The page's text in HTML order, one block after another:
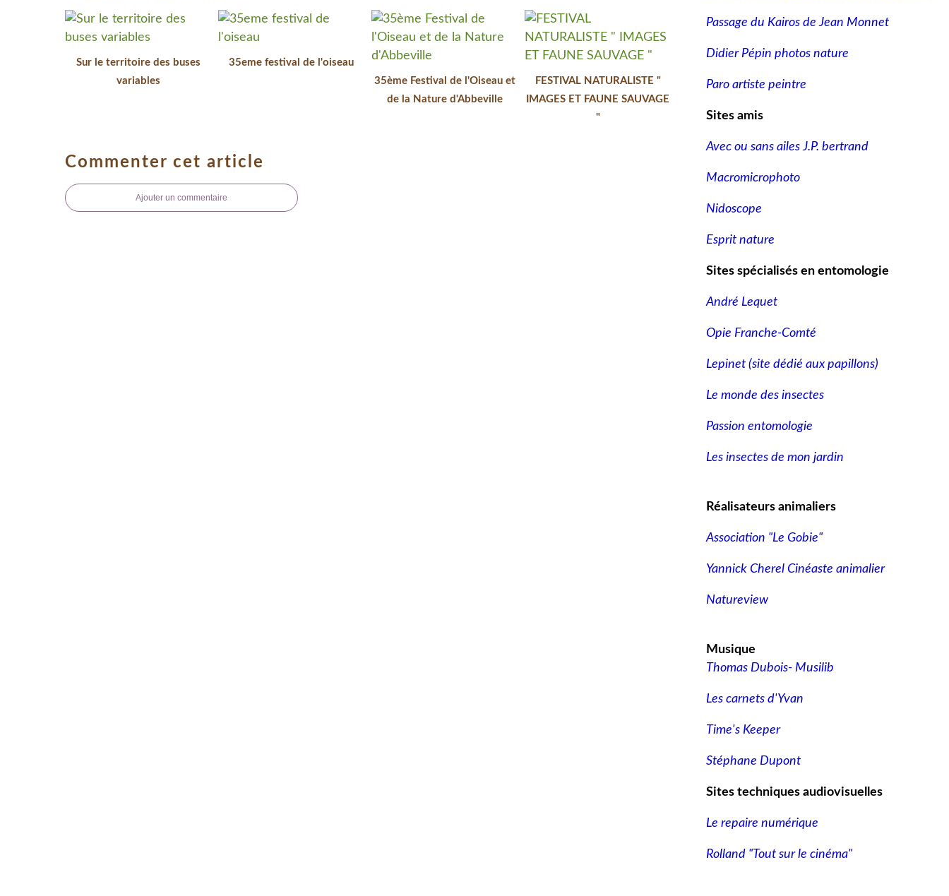
Sur le territoire des buses
variables
35eme festival de l'oiseau
35ème Festival de l'Oiseau et
de la Nature d'Abbeville
FESTIVAL NATURALISTE "
IMAGES ET FAUNE SAUVAGE
"
Commenter cet article
Ajouter un commentaire
Passage du Kairos de Jean Monnet
Didier Pépin photos nature
Paro artiste peintre
Sites amis
Avec ou sans ailes J.P. bertrand
Macromicrophoto
Nidoscope
Esprit nature
Sites spécialisés en entomologie
André Lequet
Opie Franche-Comté
Lepinet (site dédié aux papillons)
Le monde des insectes
Passion entomologie
Les insectes de mon jardin
Réalisateurs animaliers
Association "Le Gobie"
Yannick Cherel Cinéaste animalier
Natureview
Musique
Thomas Dubois- Musilib
Les carnets d'Yvan
Time's Keeper
Stéphane Dupont
Sites techniques audiovisuelles
Le repaire numérique
Rolland "Tout sur le cinéma"